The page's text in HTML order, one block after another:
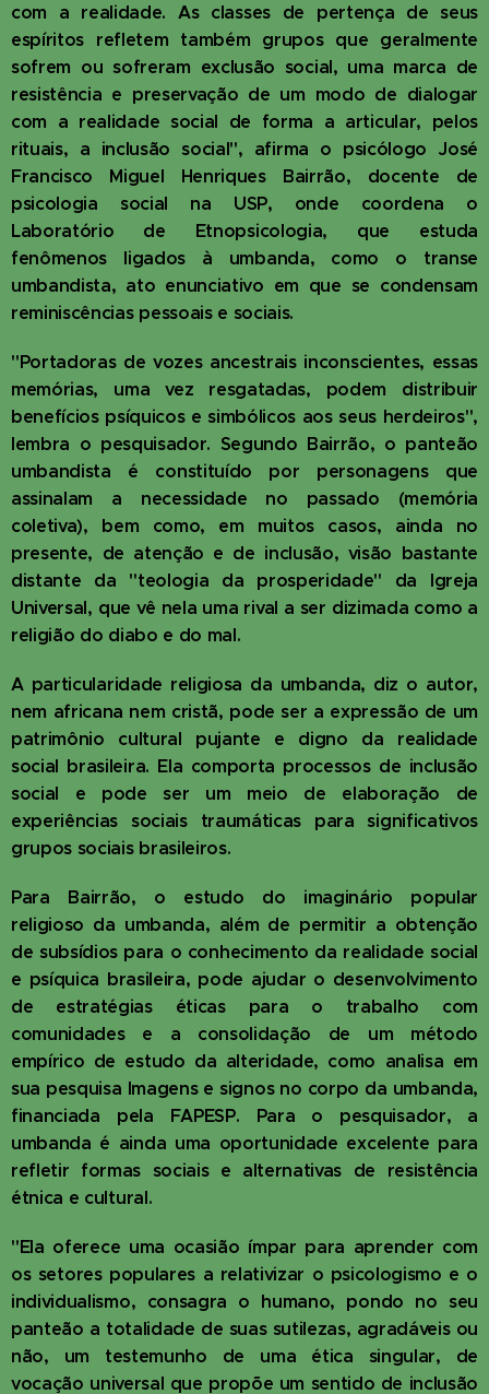
com a realidade. As classes de pertença de seus
espíritos refletem também grupos que geralmente
sofrem ou sofreram exclusão social, uma marca de
resistência e preservação de um modo de dialogar
com a realidade social de forma a articular, pelos
rituais, a inclusão social", afirma o psicólogo José
Francisco Miguel Henriques Bairrão, docente de
psicologia social na USP, onde coordena o
Laboratório de Etnopsicologia, que estuda
fenômenos ligados à umbanda, como o transe
umbandista, ato enunciativo em que se condensam
reminiscências pessoais e sociais.
"Portadoras de vozes ancestrais inconscientes, essas
memórias, uma vez resgatadas, podem distribuir
benefícios psíquicos e simbólicos aos seus herdeiros",
lembra o pesquisador. Segundo Bairrão, o panteão
umbandista é constituído por personagens que
assinalam a necessidade no passado (memória
coletiva), bem como, em muitos casos, ainda no
presente, de atenção e de inclusão, visão bastante
distante da "teologia da prosperidade" da Igreja
Universal, que vê nela uma rival a ser dizimada como a
religião do diabo e do mal.
A particularidade religiosa da umbanda, diz o autor,
nem africana nem cristã, pode ser a expressão de um
patrimônio cultural pujante e digno da realidade
social brasileira. Ela comporta processos de inclusão
social e pode ser um meio de elaboração de
experiências sociais traumáticas para significativos
grupos sociais brasileiros.
Para Bairrão, o estudo do imaginário popular
religioso da umbanda, além de permitir a obtenção
de subsídios para o conhecimento da realidade social
e psíquica brasileira, pode ajudar o desenvolvimento
de estratégias éticas para o trabalho com
comunidades e a consolidação de um método
empírico de estudo da alteridade, como analisa em
sua pesquisa Imagens e signos no corpo da umbanda,
financiada pela FAPESP. Para o pesquisador, a
umbanda é ainda uma oportunidade excelente para
refletir formas sociais e alternativas de resistência
étnica e cultural.
"Ela oferece uma ocasião ímpar para aprender com
os setores populares a relativizar o psicologismo e o
individualismo, consagra o humano, pondo no seu
panteão a totalidade de suas sutilezas, agradáveis ou
não, um testemunho de uma ética singular, de
vocação universal que propõe um sentido de inclusão